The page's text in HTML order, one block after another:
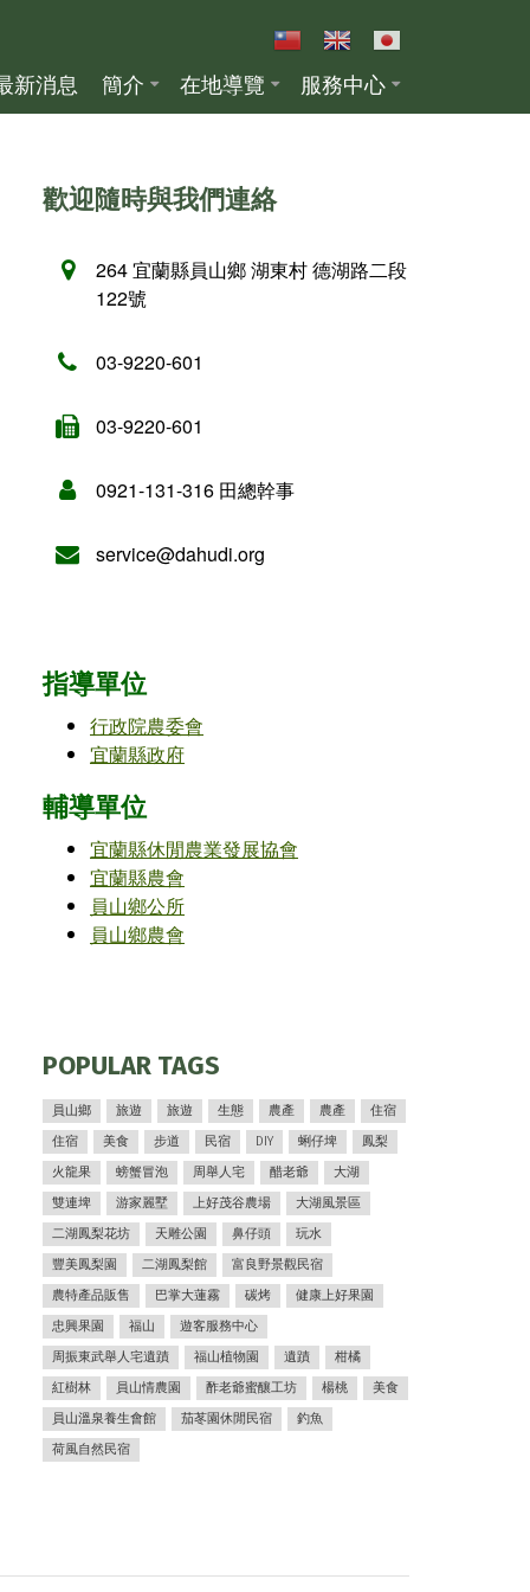
新消息 簡介 在地導覽 服務中心
歡迎隨時與我們連絡
264 宜蘭縣員山鄉 湖東村 德湖路二段
122號
03-9220-601
03-9220-601
0921-131-316 田總幹事
service@dahudi.org
指導單位
行政院農委會
宜蘭縣政府
輔導單位
宜蘭縣休閒農業發展協會
宜蘭縣農會
員山鄉公所
員山鄉農會
POPULAR TAGS
員山鄉 旅遊 旅遊 生態 農產 農產
住宿
住宿
美食 步道 民宿 DIY 蜊仔埤
鳳梨
火龍果
螃蟹冒泡 周舉人宅 醋老爺
大湖
雙連埤
游家麗墅 上好茂谷農場
大湖風景區
二湖鳳梨花坊
天雕公園 鼻仔頭
玩水
豐美鳳梨園
二湖鳳梨館
富良野景觀民宿
農特產品販售
巴掌大蓮霧 碳烤
健康上好果園
忠興果園
福山
遊客服務中心
周振東武舉人宅遺蹟
福山植物園 遺蹟
柑橘
紅樹林
員山情農園 酢老爺蜜釀工坊 楊桃
美食
員山溫泉養生會館
茄苳園休閒民宿
釣魚
荷風自然民宿